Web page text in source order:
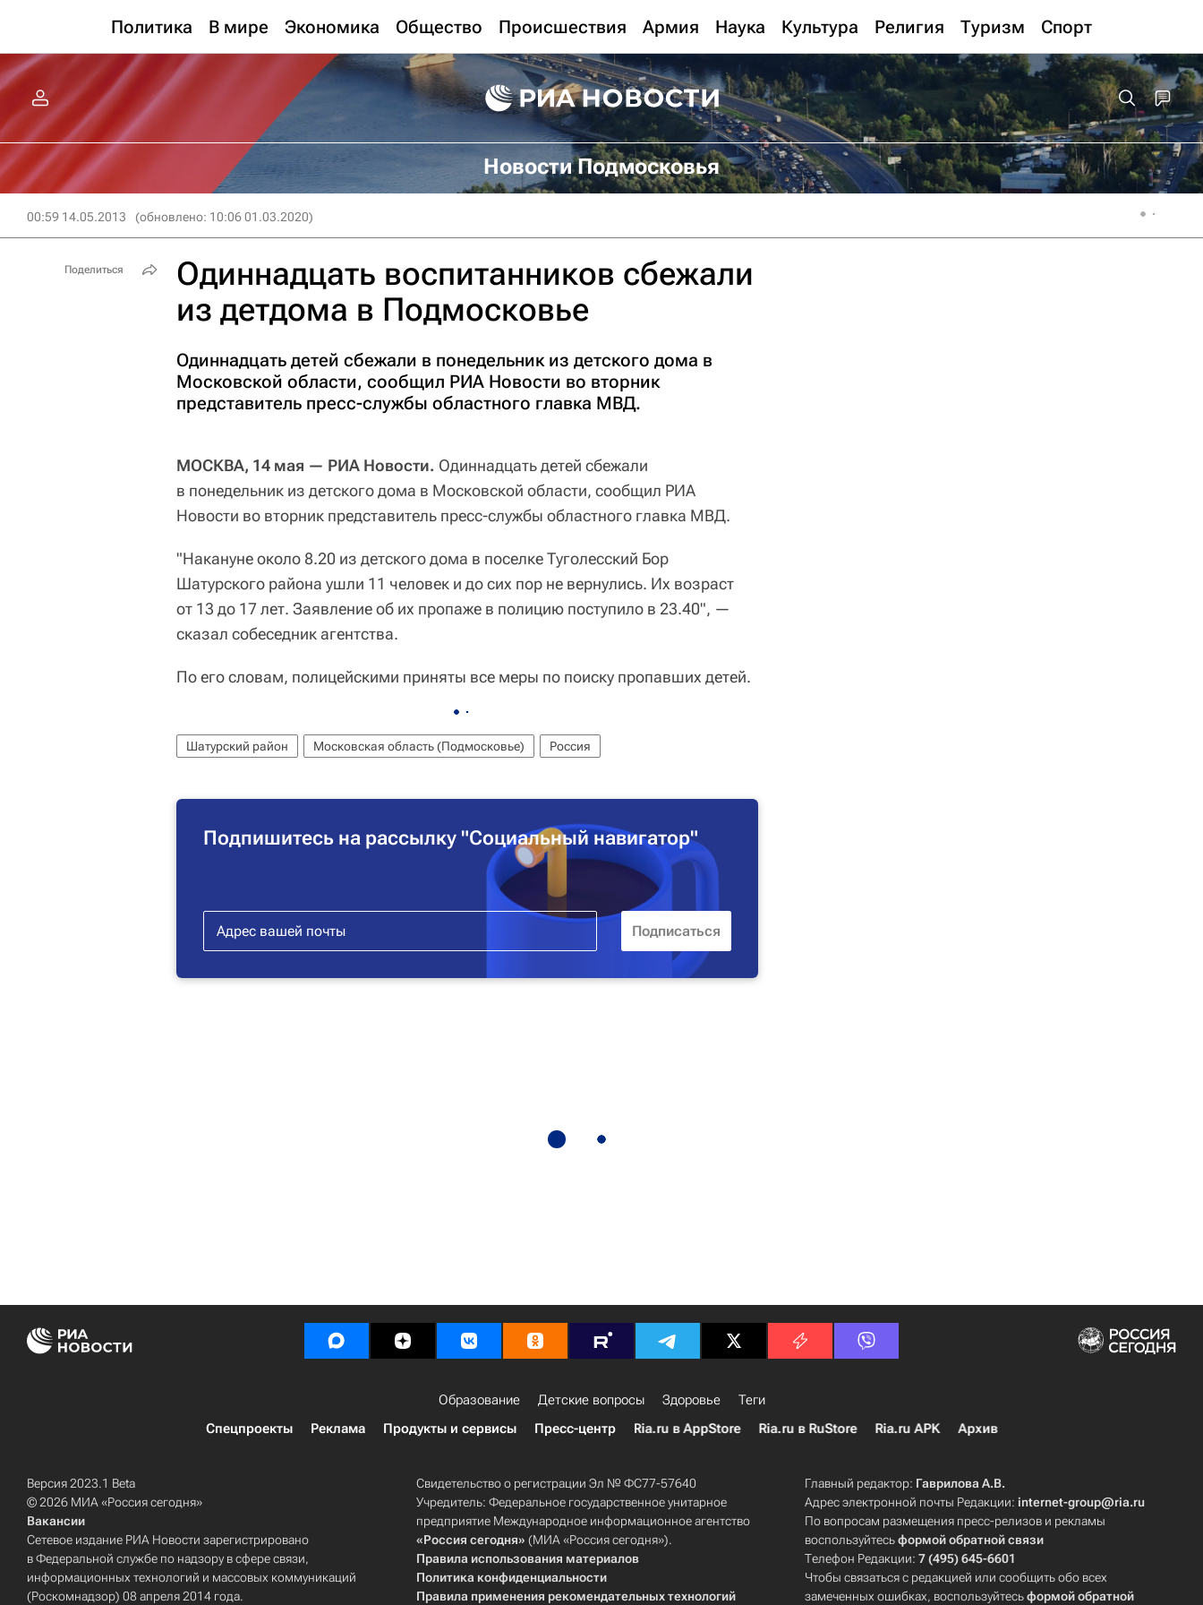
Политика В мире Экономика Общество Происшествия Армия Наука Культура Религия Туризм Спорт
Новости Подмосковья
00:59 14.05.2013 (обновлено: 10:06 01.03.2020)
Одиннадцать воспитанников сбежали
из детдома в Подмосковье
Одиннадцать детей сбежали в понедельник из детского дома в
Московской области, сообщил РИА Новости во вторник
представитель пресс-службы областного главка МВД.
МОСКВА, 14 мая — РИА Новости. Одиннадцать детей сбежали
в понедельник из детского дома в Московской области, сообщил РИА
Новости во вторник представитель пресс-службы областного главка МВД.
"Накануне около 8.20 из детского дома в поселке Туголесский Бор
Шатурского района ушли 11 человек и до сих пор не вернулись. Их возраст
от 13 до 17 лет. Заявление об их пропаже в полицию поступило в 23.40", —
сказал собеседник агентства.
По его словам, полицейскими приняты все меры по поиску пропавших детей.
Шатурский район Московская область (Подмосковье) Россия
Подпишитесь на рассылку "Социальный навигатор"
Поделиться
Образование Детские вопросы Здоровье
Теги
Спецпроекты
Реклама Продукты и сервисы Пресс-центр Ria.ru в AppStore Ria.ru в RuStore Ria.ru APK Архив
Версия 2023.1 Beta
© 2026 МИА «Россия сегодня»
Вакансии
Сетевое издание РИА Новости зарегистрировано
в Федеральной службе по надзору в сфере связи,
информационных технологий и массовых коммуникаций
(Роскомнадзор) 08 апреля 2014 года.
Свидетельство о регистрации Эл № ФС77-57640
Учредитель: Федеральное государственное унитарное
предприятие Международное информационное агентство
«Россия сегодня» (МИА «Россия сегодня»).
Правила использования материалов
Политика конфиденциальности
Правила применения рекомендательных технологий
Главный редактор: Гаврилова А.В.
Адрес электронной почты Редакции:internet-group@ria.ru
По вопросам размещения пресс-релизов и рекламы
воспользуйтесьформой обратной связи
Телефон Редакции:7 (495) 645-6601
Чтобы связаться с редакцией или сообщить обо всех
замеченных ошибках, воспользуйтесьформой обратной